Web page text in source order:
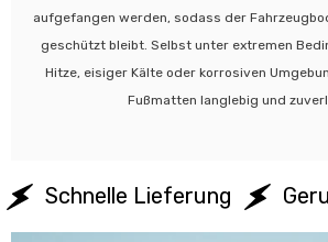
aufgefangen werden, sodass der
geschützt bleibt. Selbst unter extremen
Hitze, eisiger Kälte oder korrosiven
Fußmatten langlebig und
Schnelle Lieferung